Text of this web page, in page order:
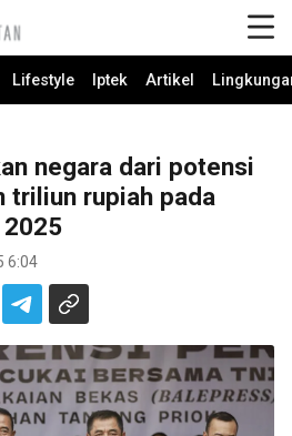
Lifestyle Iptek Artikel
negara dari potensi
triliun rupiah pada
6:04